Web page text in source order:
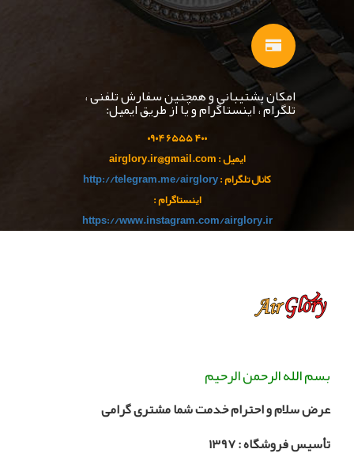
امکان پشتیبانی و همچنین سفارش تلفنی ،
تلگرام ، اینستاگرام و یا از طریق ایمیل:
۴۰۰ ۶۵۵۵ ۰ ۹۰۴
ایمیل : airglory.ir@gmail.com
کانال تلگرام :http://telegram.me/airglory
اینستاگرام :
https://www.instagram.com/airglory.ir
بسم الله الرحمن الرحیم
عرض سلام و احترام خدمت شما مشتری گرامی
تأسیس فروشگاه :
۱۳۹۷